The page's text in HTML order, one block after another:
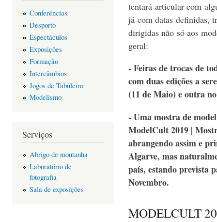
Conferências
Desporto
Espectáculos
Exposições
Formação
Intercâmbios
Jogos de Tabuleiro
Modelismo
Serviços
Abrigo de montanha
Laboratório de
fotografia
Sala de exposições
tentará articular com
já com datas definidas,
dirigidas não só aos
geral:
- Feiras de trocas de
com duas edições a
(11 de Maio) e outra
- Uma mostra de
ModelCult 2019 |
abrangendo assim e
Algarve, mas
país, estando prevista
Novembro.
MODELCULT